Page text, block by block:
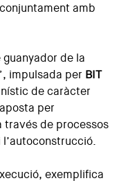
amb
de la
impulsada per BIT
de caràcter
per
través de processos
exemplifica